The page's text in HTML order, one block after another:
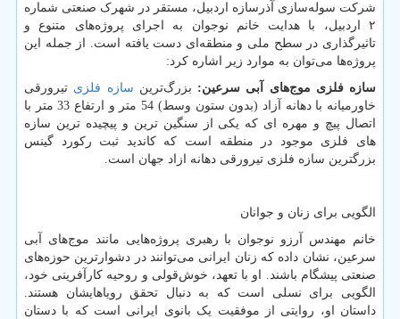
شرکت سوله‌سازی آذرسازه اردبیل، مستقر در شهرک صنعتی شماره
۲ اردبیل، با هدایت خانم نوجوان به اجرای پروژه‌های متنوع و
تاثیرگذاری در سطح ملی و منطقه‌ای دست یافته است. از جمله این
پروژه‌ها می‌توان به موارد زیر اشاره کرد:
سازه فلزی موج‌های آبی سرعین: بزرگ‌ترین سازه فلزی تیرورقی
خاورمیانه با دهانه آزاد (بدون ستون وسط) 54 متر و ارتفاع 33 متر با
اتصال پیچ و مهره ای که یکی از سنگین ترین و پیچیده ترین سازه
های فلزی موجود در منطقه است که کاندید ثبت رکورد گینس
بزرگترین سازه فلزی تیرورقی دهانه ازاد جهان است.
الگویی برای زنان و جوانان
خانم مهندس آرزو نوجوان با رهبری پروژه‌هایی مانند موج‌های آبی
سرعین، نشان داده که زنان ایرانی می‌توانند در دشوارترین حوزه‌های
صنعتی پیشگام باشند. او با تعهد، خوش‌قولی و روحیه کارآفرینی خود،
الگویی برای نسلی است که به دنبال تحقق رویاهایشان هستند.
داستان او، روایتی از موفقیت یک بانوی ایرانی است که با دستان